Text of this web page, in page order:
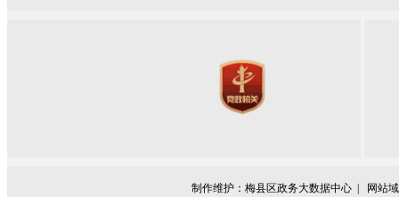
制作维护：梅县区政务大数据中心 | 网站